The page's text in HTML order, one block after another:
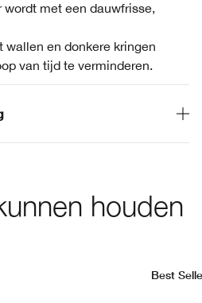
met een dauwfrisse,
wallen en donkere kringen
van tijd te verminderen.
houden
Best